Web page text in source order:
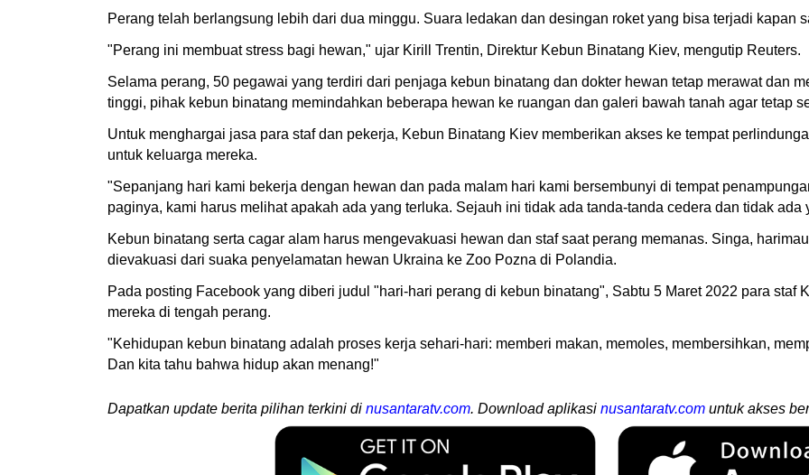
Perang telah berlangsung lebih dari dua minggu. Suara ledakan dan desingan roket yang bisa terjadi kapan
"Perang ini membuat stress bagi hewan," ujar Kirill Trentin, Direktur Kebun Binatang Kiev, mengutip Reuters.
Selama perang, 50 pegawai yang terdiri dari penjaga kebun binatang dan dokter hewan tetap merawat dan
tinggi, pihak kebun binatang memindahkan beberapa hewan ke ruangan dan galeri bawah tanah agar tetap
Untuk menghargai jasa para staf dan pekerja, Kebun Binatang Kiev memberikan akses ke tempat
untuk keluarga mereka.
"Sepanjang hari kami bekerja dengan hewan dan pada malam hari kami bersembunyi di tempat
paginya, kami harus melihat apakah ada yang terluka. Sejauh ini tidak ada tanda-tanda cedera dan tidak ada
Kebun binatang serta cagar alam harus mengevakuasi hewan dan staf saat perang memanas. Singa,
dievakuasi dari suaka penyelamatan hewan Ukraina ke Zoo Pozna di Polandia.
Pada posting Facebook yang diberi judul "hari-hari perang di kebun binatang", Sabtu 5 Maret 2022 para staf
mereka di tengah perang.
"Kehidupan kebun binatang adalah proses kerja sehari-hari: memberi makan, memoles, membersihkan,
Dan kita tahu bahwa hidup akan menang!"
Dapatkan update berita pilihan terkini di nusantaratv.com. Download aplikasi nusantaratv.com untuk akses